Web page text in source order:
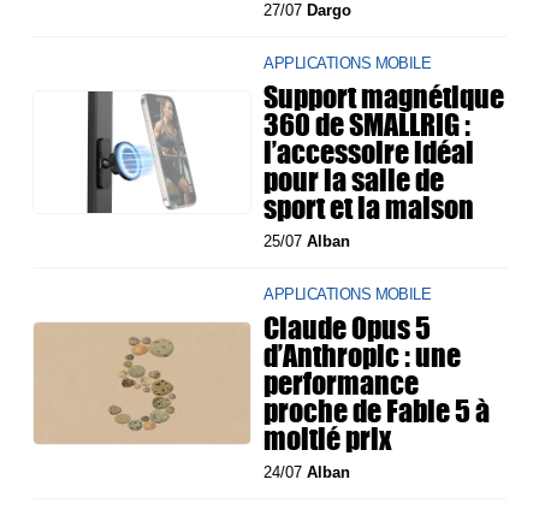
27/07 Dargo
APPLICATIONS MOBILE
Support magnétique
360 de SMALLRIG :
l’accessoire idéal
pour la salle de
sport et la maison
25/07Alban
APPLICATIONS MOBILE
Claude Opus 5
d’Anthropic : une
performance
proche de Fable 5 à
moitié prix
24/07Alban